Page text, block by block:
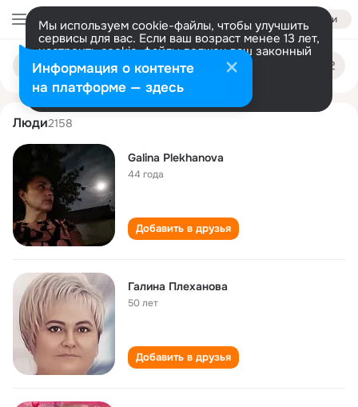
Войти
Мы используем cookie-файлы, чтобы улучшить
сервисы для вас. Если ваш возраст менее 13 лет,
настроить cookie-файлы должен ваш законный
представитель. Больше информации
Разрешить все Настроить
Поиск
людям
galina plekhanova
Люди2158
Galina Plekhanova
44 года
Добавить в друзья
Галина Плеханова
50 лет
Добавить в друзья
Информация о контенте
на платформе — здесь